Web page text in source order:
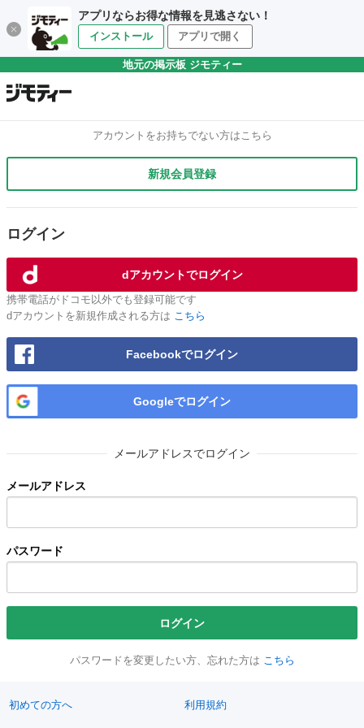
アプリならお得な情報を見逃さない！
インストール アプリで開く
地元の掲示板 ジモティー
アカウントをお持ちでない方はこちら
新規会員登録
ログイン
dアカウントでログイン
携帯電話がドコモ以外でも登録可能です
dアカウントを新規作成される方は こちら
Facebookでログイン
Googleでログイン
メールアドレスでログイン
メールアドレス
パスワード
ログイン
パスワードを変更したい方、忘れた方は こちら
初めての方へ 利用規約